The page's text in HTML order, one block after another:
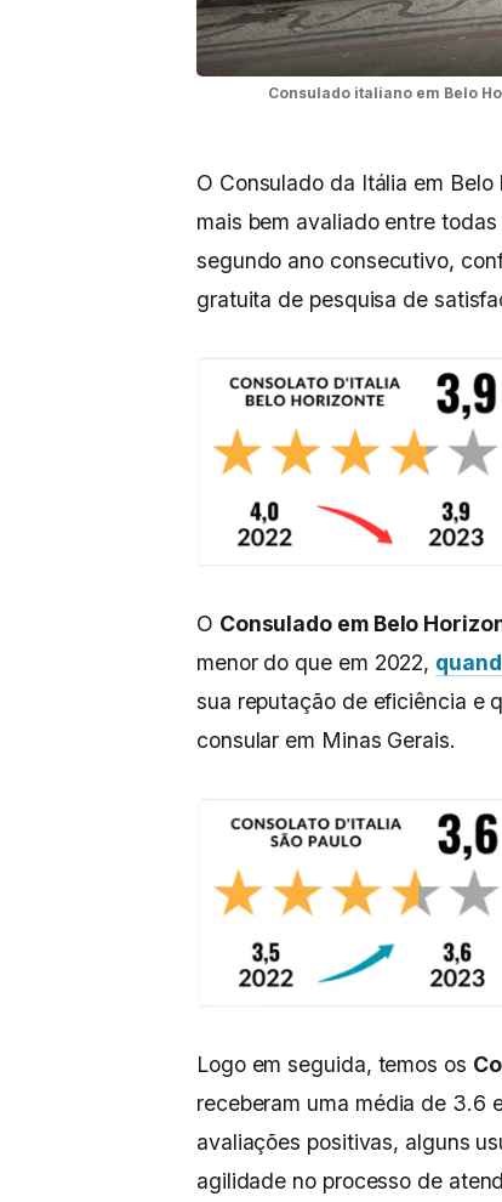
Consulado italiano em Belo
O Consulado da Itália em
mais bem avaliado entre
segundo ano consecutivo,
gratuita de pesquisa de
O Consulado em Belo
menor do que em 2022,
sua reputação de eficiência e
consular em Minas Gerais.
Logo em seguida, temos os
receberam uma média de 3.6
avaliações positivas, alguns
agilidade no processo de